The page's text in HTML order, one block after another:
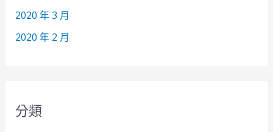
2020 年 3 月
2020 年 2 月
分類